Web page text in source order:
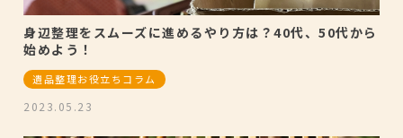
身辺整理をスムーズに進めるやり方は？40代、50代から
始めよう！
遺品整理お役立ちコラム
2023.05.23